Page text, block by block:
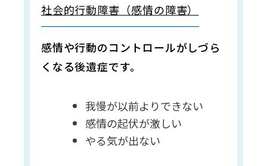
社会的行動障害（感情の障害）
感情や行動のコントロールがしづら
くなる後遺症です。
我慢が以前よりできない
感情の起伏が激しい
やる気が出ない